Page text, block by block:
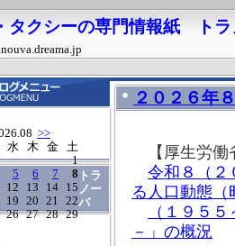
タクシーの専門情報紙 トラ
>>
水
5
12
19
26
木
6
13
20
27
金
7
14
21
28
土
1
8
15
22
29
トラ
ノー
バ
２０２６年
【厚生労働
令和８（２
る人口動態（
（１９５
－」の概況